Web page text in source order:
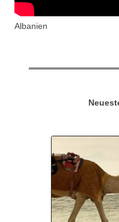
Albanien